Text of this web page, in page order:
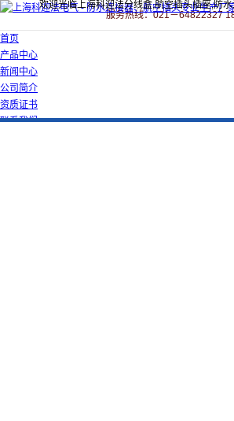
欢迎光临上海科迎法分线盒,航空插头插座,防
服务热线：021－64822327
首页
产品中心
新闻中心
公司简介
资质证书
联系我们